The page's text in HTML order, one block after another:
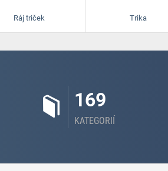
Ráj triček Trika
169
KATEGORIÍ